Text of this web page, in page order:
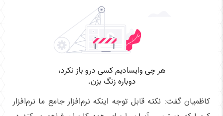
کاظمیان گفت: نکته قابل توجه اینکه نرم‌افزار جامع ما نرم‌افزار